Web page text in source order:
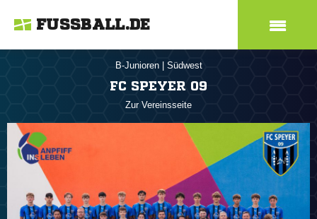
FUSSBALL.DE
B-Junioren Südwest
FC SPEYER 09
Zur Vereinsseite